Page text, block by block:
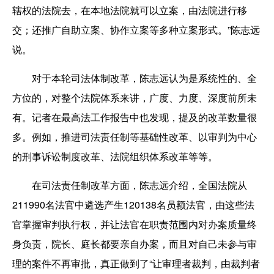
辖权的法院去，在本地法院就可以立案，由法院进行移
交；还推广自助立案、协作立案等多种立案形式。”陈志远
说。
对于本轮司法体制改革，陈志远认为是系统性的、全
方位的，对整个法院体系来讲，广度、力度、深度前所未
有。记者在最高法工作报告中也发现，提及的改革数量很
多。例如，推进司法责任制等基础性改革、以审判为中心
的刑事诉讼制度改革、法院组织体系改革等等。
在司法责任制改革方面，陈志远介绍，全国法院从
211990名法官中遴选产生120138名员额法官，由这些法
官掌握审判执行权，并让法官在职责范围内对办案质量终
身负责，院长、庭长都要亲自办案，而且对自己未参与审
理的案件不再审批，真正做到了“让审理者裁判，由裁判者